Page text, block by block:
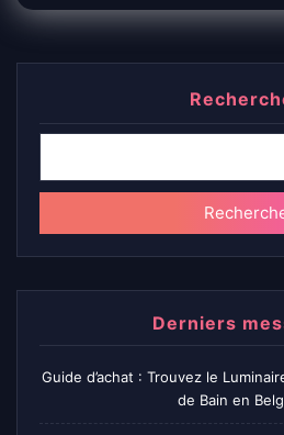
Derniers
Guide d’achat : Trouvez le
de Bain en